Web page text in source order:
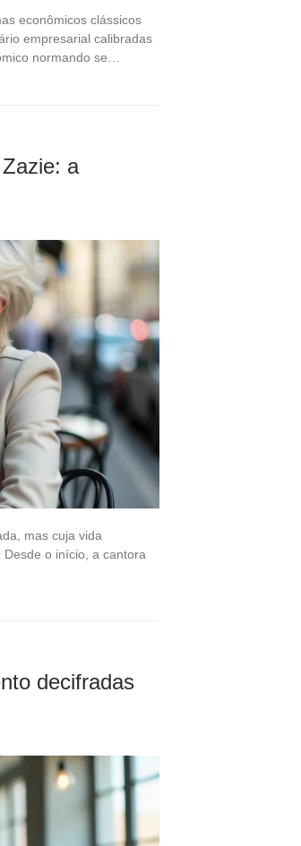
econômicos clássicos
empresarial calibradas
normando se…
a
mas cuja vida
o início, a cantora
decifradas